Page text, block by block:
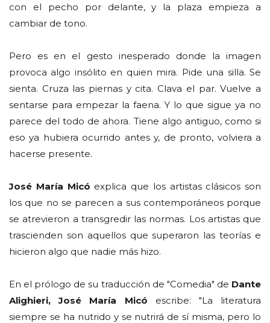
con el pecho por delante, y la plaza empieza a
cambiar de tono.
Pero es en el gesto inesperado donde la imagen
provoca algo insólito en quien mira. Pide una silla. Se
sienta. Cruza las piernas y cita. Clava el par. Vuelve a
sentarse para empezar la faena. Y lo que sigue ya no
parece del todo de ahora. Tiene algo antiguo, como si
eso ya hubiera ocurrido antes y, de pronto, volviera a
hacerse presente.
José María Micó explica que los artistas clásicos son
los que no se parecen a sus contemporáneos porque
se atrevieron a transgredir las normas. Los artistas que
trascienden son aquellos que superaron las teorías e
hicieron algo que nadie más hizo.
En el prólogo de su traducción de "Comedia" de Dante
Alighieri, José María Micó escribe: "La literatura
siempre se ha nutrido y se nutrirá de sí misma, pero lo